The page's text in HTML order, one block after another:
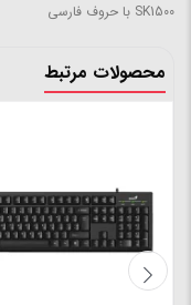
SK1500 با حروف فارسی
محصولات مرتبط